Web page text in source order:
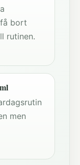
bort
rutinen.
men